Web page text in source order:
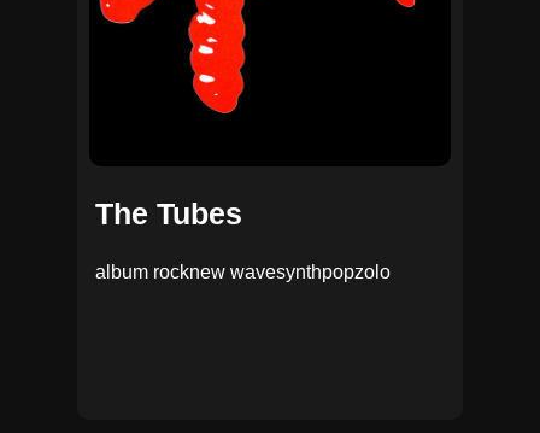
The Tubes
album rocknew wavesynthpopzolo